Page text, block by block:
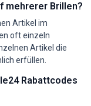
mehrerer Brillen?
Artikel im
oft einzeln
Artikel die
erfüllen.
Rabattcodes